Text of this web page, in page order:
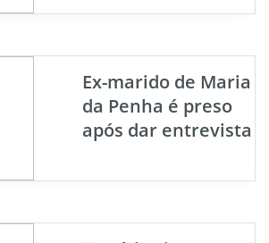
Ex-marido de Maria
da Penha é preso
após dar entrevista